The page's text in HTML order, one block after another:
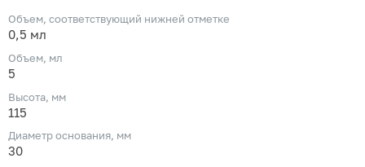
Объем, соответствующий нижней отметке
0,5 мл
Объем, мл
5
Высота, мм
115
Диаметр основания, мм
30